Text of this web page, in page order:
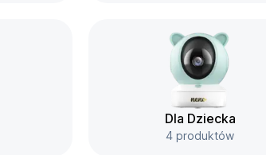
Dla Dziecka
4 produktów